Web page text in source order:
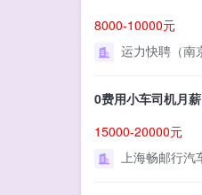
8000-10000元
运力快聘（南
0费用小车司机月
15000-20000元
上海畅邮行